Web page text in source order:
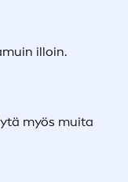
illoin.
myös muita